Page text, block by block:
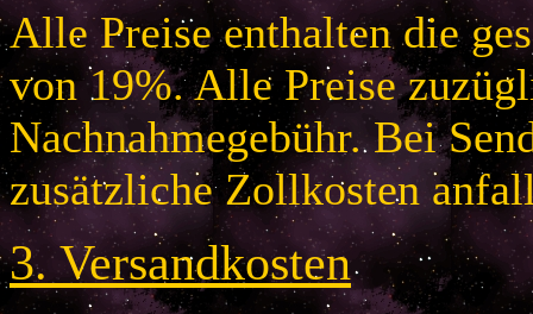
Alle Preise enthalten die
von 19%. Alle Preise
Nachnahmegebühr. Bei
zusätzliche Zollkosten
3.Versandkosten